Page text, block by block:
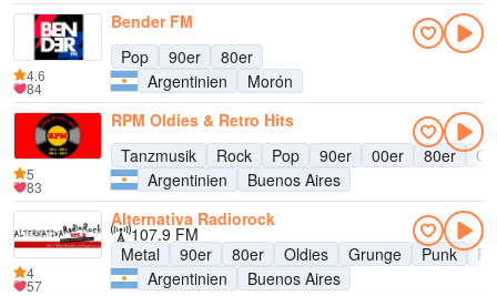
Bender FM
Pop
90er
80er
Argentinien
Morón
4.6
84
RPM Oldies & Retro Hits
Tanzmusik
Rock Pop 90er 00er 80er
Argentinien
Buenos Aires
5
83
Alternativa Radiorock
107.9 FM
Metal
90er 80er Oldies Grunge Punk
Argentinien
Buenos Aires
4
57